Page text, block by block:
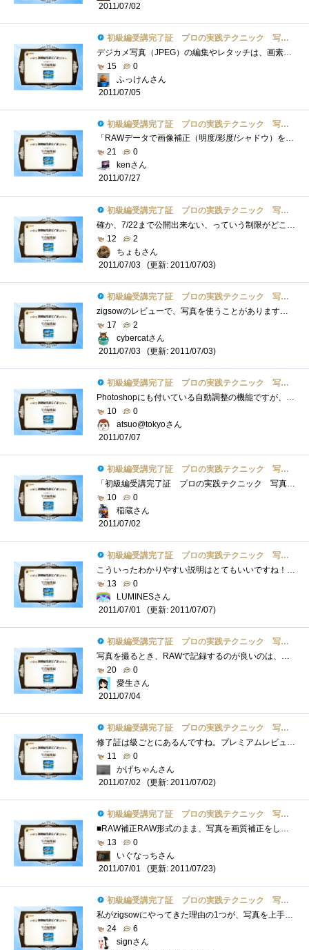
2011/07/02
初級編受講完了証 プロの実践テクニック 写真編集編
デジカメ写真（JPEG）の編集やレタッチは、画素数が30万画素くらいの時代から、色々とやってきていますが、最近はほとんどしなくなりました。�...
15
0
ふっけんさん
2011/07/05
初級編受講完了証 プロの実践テクニック 写真編集編
「RAWデータで画像補正（明度/彩度/シャドウ）を行ってからJPGへ一括変換」では、初級編なのにいきなりのRAW画像編集で、最初戸惑いました。私は...
21
0
kenさん
2011/07/27
初級編受講完了証 プロの実践テクニック 写真編集編
確か、7/22まで公開出来ない、っていう制限がどこかに書いてあったような気がするんですが。いつの間にか消えてるっぽいし（？）登録しちゃい�...
12
2
ちょもさん
2011/07/03
(更新: 2011/07/03)
初級編受講完了証 プロの実践テクニック 写真編集編
zigsowのレビューで、写真を使うことがあります。最初期はの内蔵カメラ、シャッタースピードが遅すぎるので妻の古いPowerShot(S3IS)を借りて投稿し�...
17
2
cybercatさん
2011/07/03
(更新: 2011/07/03)
初級編受講完了証 プロの実践テクニック 写真編集編
Photoshopにも付いている自動調整の機能ですが、万能ではないとわかってはいますが特に室内光下での画像の補正にもっと頑張ってほしい。初心者�...
10
0
atsuo@tokyoさん
2011/07/07
初級編受講完了証 プロの実践テクニック 写真編集編
「初級編受講完了証 プロの実践テクニック 写真編集編」を受講した証明に、自動的にもちものに登録されていました。普段は一眼レフとコン�...
10
0
稲蔵さん
2011/07/02
初級編受講完了証 プロの実践テクニック 写真編集編
こういったわかりやすい説明はとてもいいですね！しかし、画像が小さすぎて文字が見えないので、拡大できるといいな、と思いました。[プロの�...
13
0
LUMINESさん
2011/07/01
(更新: 2011/07/07)
初級編受講完了証 プロの実践テクニック 写真編集編
写真を撮るとき、RAWで記録するのが良いのは、知っている。RAWなら黒く見える部分でも、ちゃんと諧調データが残っていて、現像時に明るさ調整�...
20
0
愛生さん
2011/07/04
初級編受講完了証 プロの実践テクニック 写真編集編
修了証は級ごとにあるんですね。プレミアムレビューが大増殖ですな。TIPS1のRAWからJPEGの一括変換はRAW撮影できるデジカメを持っていないのでそ�...
11
0
かげちゃんさん
2011/07/02
(更新: 2011/07/02)
初級編受講完了証 プロの実践テクニック 写真編集編
■RAW補正RAW形式のまま、写真を画質補正をして、JPGに出力できます。RAWを直接補正できるということは、画質劣化を最小限に抑えられます。RAW撮�...
13
0
いぐなっちさん
2011/07/01
(更新: 2011/07/23)
初級編受講完了証 プロの実践テクニック 写真編集編
私がzigsowにやってきた理由の1つが、写真を上手に撮れるようになりたいってことだったんです。花の写真を撮ったり、小物を撮ったり、旅行の写�...
24
6
signさん